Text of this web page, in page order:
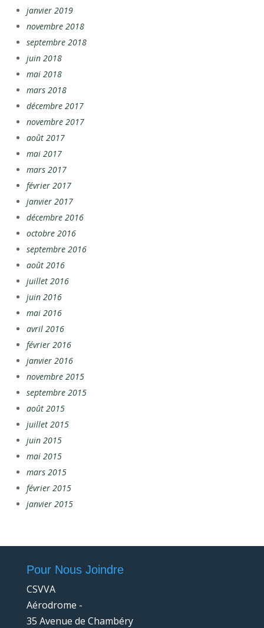
janvier 2019
novembre 2018
septembre 2018
juin 2018
mai 2018
mars 2018
décembre 2017
novembre 2017
août 2017
mai 2017
mars 2017
février 2017
janvier 2017
décembre 2016
octobre 2016
septembre 2016
août 2016
juillet 2016
juin 2016
mai 2016
avril 2016
février 2016
janvier 2016
novembre 2015
septembre 2015
août 2015
juillet 2015
juin 2015
mai 2015
mars 2015
février 2015
janvier 2015
Pour Nous Joindre
CSVVA
Aérodrome -
35 Avenue de Chambéry